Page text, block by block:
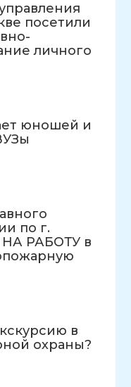
посетили
личного
юношей и
по г.
РАБОТУ в
в
охраны?